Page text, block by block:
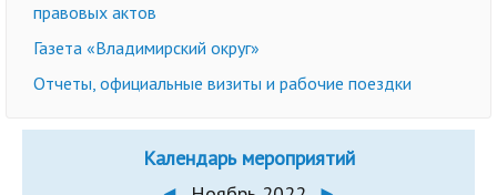
правовых актов
Газета «Владимирский округ»
Отчеты, официальные визиты и рабочие поездки
Календарь мероприятий